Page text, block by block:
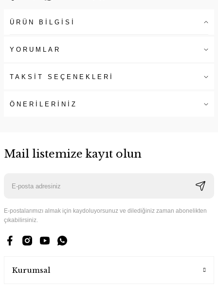
ÜRÜN BİLGİSİ
YORUMLAR
TAKSİT SEÇENEKLERİ
ÖNERİLERİNİZ
Mail listemize kayıt olun
E-postalarımızı almak için kaydoluyorsunuz ve dilediğiniz zaman abonelikten
çıkabilirsiniz.
Kurumsal